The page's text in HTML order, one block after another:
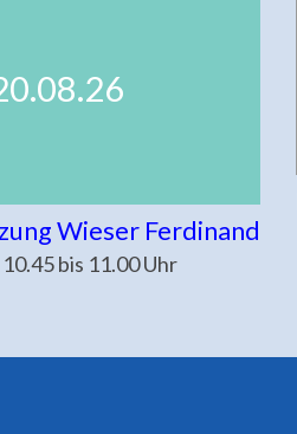
Wieser Ferdinand
bis 11.00 Uhr